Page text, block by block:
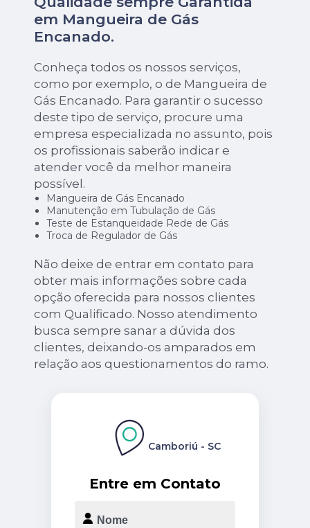
em Mangueira de Gás
Encanado.
Conheça todos os nossos serviços,
como por exemplo, o de Mangueira de
Gás Encanado. Para garantir o sucesso
deste tipo de serviço, procure uma
empresa especializada no assunto, pois
os profissionais saberão indicar e
atender você da melhor maneira
possível.
Mangueira de Gás Encanado
Manutenção em Tubulação de Gás
Teste de Estanqueidade Rede de Gás
Troca de Regulador de Gás
Não deixe de entrar em contato para
obter mais informações sobre cada
opção oferecida para nossos clientes
com Qualificado. Nosso atendimento
busca sempre sanar a dúvida dos
clientes, deixando-os amparados em
relação aos questionamentos do ramo.
Entre em Contato
Camboriú - SC